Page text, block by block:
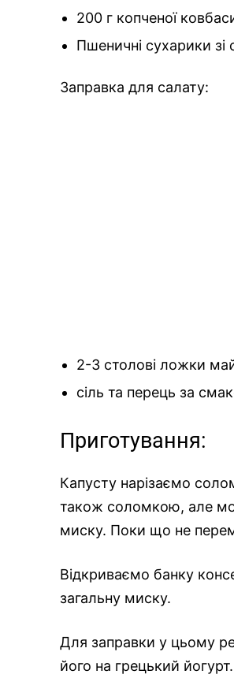
200 г копченої
Пшеничні сухарики
Заправка для салату:
2-3 столові ложки
сіль та перець за
Приготування:
Капусту нарізаємо
також соломкою, але
миску. Поки що не
Відкриваємо банку
загальну миску.
Для заправки у цьому
його на грецький